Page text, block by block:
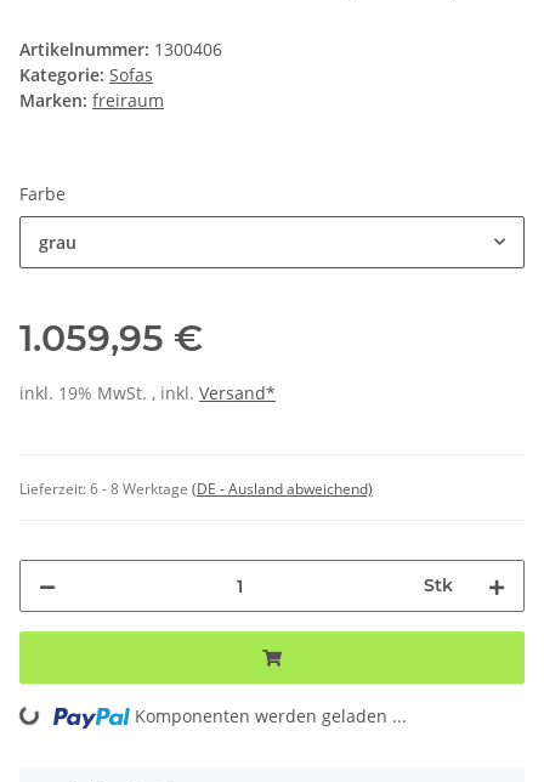
Artikelnummer: 1300406
Kategorie: Sofas
Marken: freiraum
Farbe
grau
1.059,95 €
inkl. 19% MwSt. , inkl. Versand*
Lieferzeit:6 - 8 Werktage (DE - Ausland abweichend)
Stk
Loading... Komponenten werden geladen ...